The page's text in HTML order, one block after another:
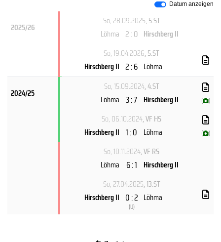
Datum anzeigen
2025/26
So, 28.09.2025, 5.ST
Löhma 2 : 0 Hirschberg II
So, 19.04.2026, 5.ST
Hirschberg II 2 : 6 Löhma
2024/25
So, 15.09.2024, 4.ST
Löhma 3 : 7 Hirschberg II ( )
So, 06.10.2024, VF HS
Hirschberg II 1 : 0 Löhma ( )
So, 10.11.2024, VF RS
Löhma
6 : 1 Hirschberg II
So, 27.04.2025, 13.ST
Hirschberg II 0 : 2
(U)
Löhma